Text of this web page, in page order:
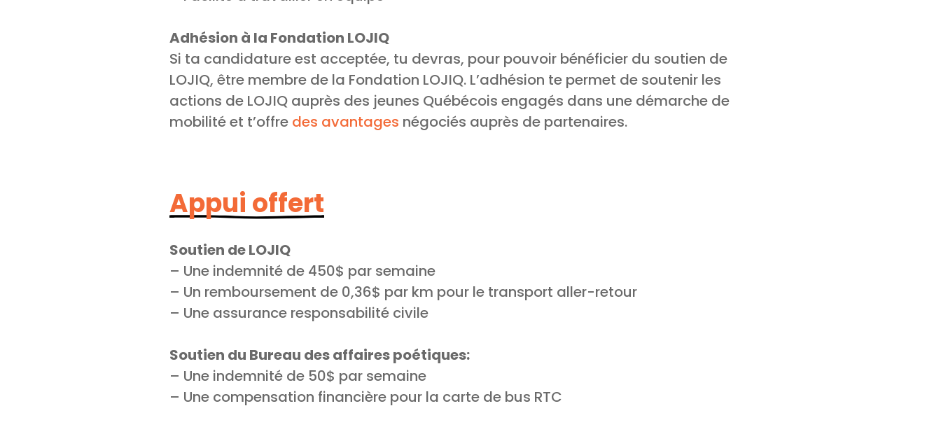
Adhésion à la Fondation LOJIQ
Si ta candidature est acceptée, tu devras, pour pouvoir bénéficier du soutien de
LOJIQ, être membre de la Fondation LOJIQ. L’adhésion te permet de soutenir les
actions de LOJIQ auprès des jeunes Québécois engagés dans une démarche de
mobilité et t’offre des avantages négociés auprès de partenaires.
Appui offert
Soutien de LOJIQ
– Une indemnité de 450$ par semaine
– Un remboursement de 0,36$ par km pour le transport aller-retour
– Une assurance responsabilité civile
Soutien du Bureau des affaires poétiques:
– Une indemnité de 50$ par semaine
– Une compensation financière pour la carte de bus RTC